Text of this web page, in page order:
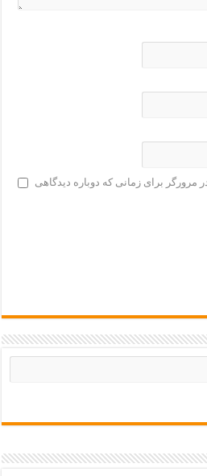
مرورگر برای زمانی که دوباره دیدگاهی